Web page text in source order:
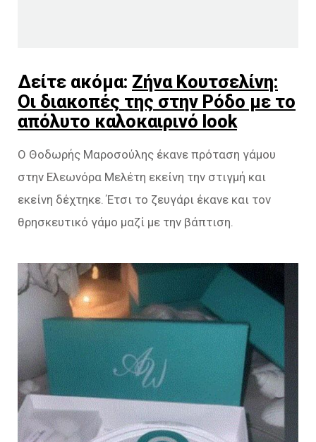
Δείτε ακόμα: Ζήνα Κουτσελίνη:
Οι διακοπές της στην Ρόδο με το
απόλυτο καλοκαιρινό look
Ο Θοδωρής Μαροσούλης έκανε πρόταση γάμου
στην Ελεωνόρα Μελέτη εκείνη την στιγμή και
εκείνη δέχτηκε. Έτσι το ζευγάρι έκανε και τον
θρησκευτικό γάμο μαζί με την βάπτιση.